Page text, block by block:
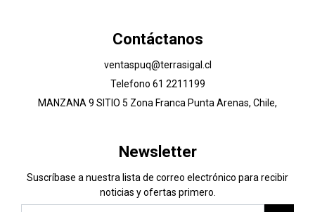
Contáctanos
ventaspuq@terrasigal.cl
Telefono 61 2211199
MANZANA 9 SITIO 5 Zona Franca Punta Arenas, Chile,
Newsletter
Suscríbase a nuestra lista de correo electrónico para recibir
noticias y ofertas primero.